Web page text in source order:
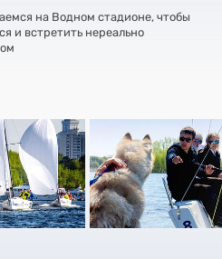
на Водном стадионе, чтобы
и встретить нереально